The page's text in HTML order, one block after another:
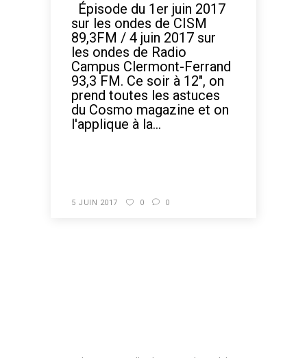
Épisode du 1er juin 2017
sur les ondes de CISM
89,3FM / 4 juin 2017 sur
les ondes de Radio
Campus Clermont-Ferrand
93,3 FM. Ce soir à 12", on
prend toutes les astuces
du Cosmo magazine et on
l'applique à la...
5 JUIN 2017 0 0